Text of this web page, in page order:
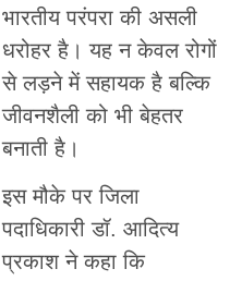
भारतीय परंपरा की असली
धरोहर है। यह न केवल रोगों
से लड़ने में सहायक है बल्कि
जीवनशैली को भी बेहतर
बनाती है।
इस मौके पर जिला
पदाधिकारी डॉ. आदित्य
प्रकाश ने कहा कि